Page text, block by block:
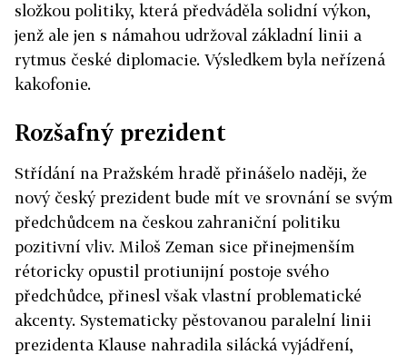
složkou politiky, která předváděla solidní výkon,
jenž ale jen s námahou udržoval základní linii a
rytmus české diplomacie. Výsledkem byla neřízená
kakofonie.
Rozšafný prezident
Střídání na Pražském hradě přinášelo naději, že
nový český prezident bude mít ve srovnání se svým
předchůdcem na českou zahraniční politiku
pozitivní vliv. Miloš Zeman sice přinejmenším
rétoricky opustil protiunijní postoje svého
předchůdce, přinesl však vlastní problematické
akcenty. Systematicky pěstovanou paralelní linii
prezidenta Klause nahradila silácká vyjádření,